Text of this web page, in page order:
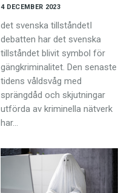
4 DECEMBER 2023
det svenska tillståndetI
debatten har det svenska
tillståndet blivit symbol för
gängkriminalitet. Den senaste
tidens våldsvåg med
sprängdåd och skjutningar
utförda av kriminella nätverk
har…